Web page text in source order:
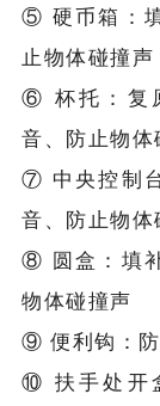
⑤ 硬币箱：
止物体碰撞声
⑥ 杯托：复
音、防止物体
⑦ 中央控制
音、防止物体
⑧ 圆盒：填
物体碰撞声
⑨ 便利钩：
⑩ 扶手处开